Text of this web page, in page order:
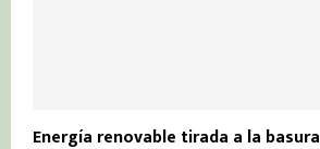
Energía renovable tirada a la basura